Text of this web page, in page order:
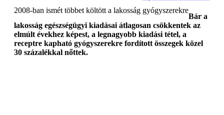
2008-ban ismét többet költött a lakosság gyógyszerekre
Bár a
lakosság egészségügyi kiadásai átlagosan csökkentek az
elmúlt évekhez képest, a legnagyobb kiadási tétel, a
receptre kapható gyógyszerekre fordított összegek közel
30 százalékkal nőttek.